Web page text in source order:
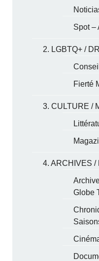
Spot –
2. LGBTQ+ /
Fierté
3. CULTURE /
4. ARCHIVES /
Globe